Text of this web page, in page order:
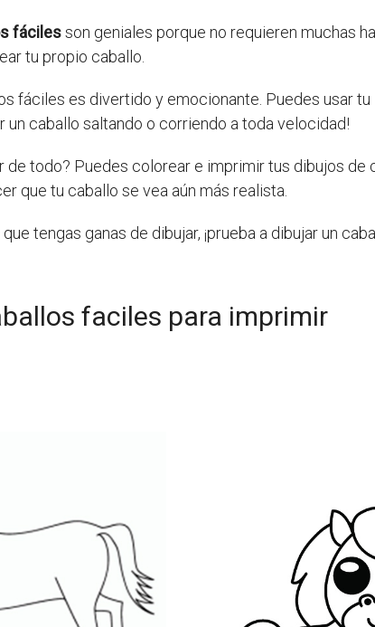
fácilesson geniales porque no requieren muchas
tu propio caballo.
fáciles es divertido y emocionante. Puedes usar
un caballo saltando o corriendo a toda velocidad!
de todo? Puedes colorear e imprimir tus dibujos
que tu caballo se vea aún más realista.
tengas ganas de dibujar, ¡prueba a dibujar un
faciles para imprimir